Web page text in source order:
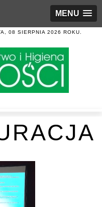
MENU
08 SIERPNIA 2026 ROKU.